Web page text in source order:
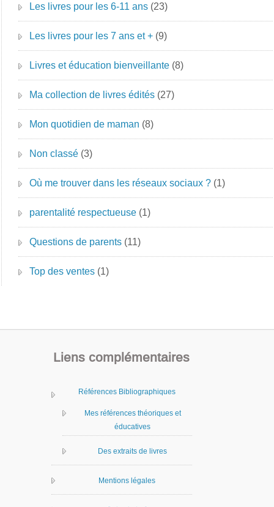
Les livres pour les 6-11 ans (23)
Les livres pour les 7 ans et + (9)
Livres et éducation bienveillante (8)
Ma collection de livres édités (27)
Mon quotidien de maman (8)
Non classé (3)
Où me trouver dans les réseaux sociaux ? (1)
parentalité respectueuse (1)
Questions de parents (11)
Top des ventes (1)
Liens complémentaires
Références Bibliographiques
Mes références théoriques et
éducatives
Des extraits de livres
Mentions légales